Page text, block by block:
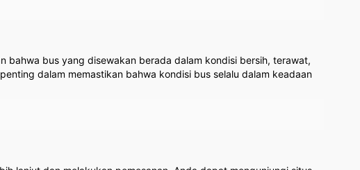
bahwa bus yang disewakan berada dalam kondisi bersih, terawat,
dalam memastikan bahwa kondisi bus selalu dalam keadaan